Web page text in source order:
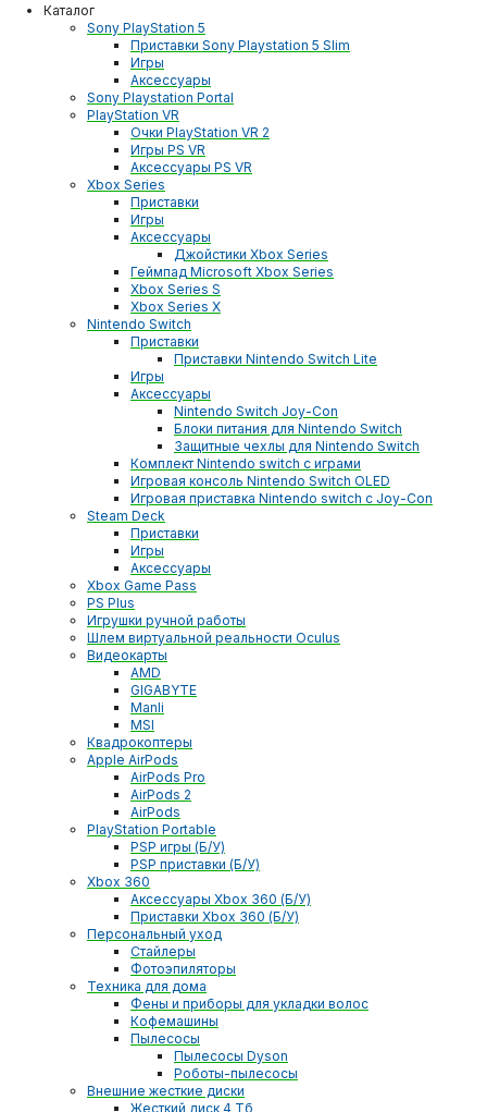
Каталог
Sony PlayStation 5
Приставки Sony Playstation 5 Slim
Игры
Аксессуары
Sony Playstation Portal
PlayStation VR
Очки PlayStation VR 2
Игры PS VR
Аксессуары PS VR
Xbox Series
Приставки
Игры
Аксессуары
Джойстики Xbox Series
Геймпад Microsoft Xbox Series
Xbox Series S
Xbox Series X
Nintendo Switch
Приставки
Приставки Nintendo Switch Lite
Игры
Аксессуары
Nintendo Switch Joy-Con
Блоки питания для Nintendo Switch
Защитные чехлы для Nintendo Switch
Комплект Nintendo switch с играми
Игровая консоль Nintendo Switch OLED
Игровая приставка Nintendo switch с Joy-Con
Steam Deck
Приставки
Игры
Аксессуары
Xbox Game Pass
PS Plus
Игрушки ручной работы
Шлем виртуальной реальности Oculus
Видеокарты
AMD
GIGABYTE
Manli
MSI
Квадрокоптеры
Apple AirPods
AirPods Pro
AirPods 2
AirPods
PlayStation Portable
PSP игры (Б/У)
PSP приставки (Б/У)
Xbox 360
Аксессуары Xbox 360 (Б/У)
Приставки Xbox 360 (Б/У)
Персональный уход
Стайлеры
Фотоэпиляторы
Техника для дома
Фены и приборы для укладки волос
Кофемашины
Пылесосы
Пылесосы Dyson
Роботы-пылесосы
Внешние жесткие диски
Жесткий диск 4 Тб